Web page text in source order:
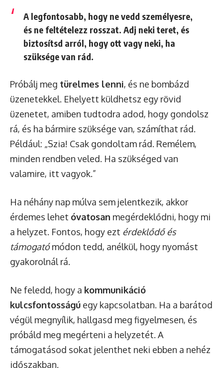
A legfontosabb, hogy ne vedd személyesre,
és ne feltételezz rosszat. Adj neki teret, és
biztosítsd arról, hogy ott vagy neki, ha
szüksége van rád.
Próbálj meg türelmes lenni, és ne bombázd
üzenetekkel. Ehelyett küldhetsz egy rövid
üzenetet, amiben tudtodra adod, hogy gondolsz
rá, és ha bármire szüksége van, számíthat rád.
Például: „Szia! Csak gondoltam rád. Remélem,
minden rendben veled. Ha szükséged van
valamire, itt vagyok.”
Ha néhány nap múlva sem jelentkezik, akkor
érdemes lehet óvatosan megérdeklődni, hogy mi
a helyzet. Fontos, hogy ezt érdeklődő és
támogatómódon tedd, anélkül, hogy nyomást
gyakorolnál rá.
Ne feledd, hogy a kommunikáció
kulcsfontosságú egy kapcsolatban. Ha a barátod
végül megnyílik, hallgasd meg figyelmesen, és
próbáld meg megérteni a helyzetét. A
támogatásod sokat jelenthet neki ebben a nehéz
időszakban.